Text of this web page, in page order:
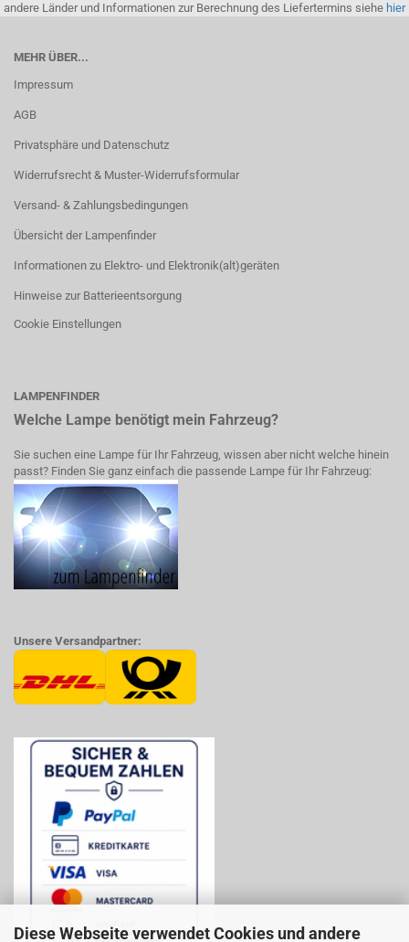
Diese Webseite verwendet Cookies und andere
andere Länder und Informationen zur Berechnung des Liefertermins siehe hier
MEHR ÜBER...
Impressum
AGB
Privatsphäre und Datenschutz
Widerrufsrecht & Muster-Widerrufsformular
Versand- & Zahlungsbedingungen
Übersicht der Lampenfinder
Informationen zu Elektro- und Elektronik(alt)geräten
Hinweise zur Batterieentsorgung
Cookie Einstellungen
LAMPENFINDER
Welche Lampe benötigt mein Fahrzeug?
Sie suchen eine Lampe für Ihr Fahrzeug, wissen aber nicht welche hinein
passt? Finden Sie ganz einfach die passende Lampe für Ihr Fahrzeug:
Unsere Versandpartner: